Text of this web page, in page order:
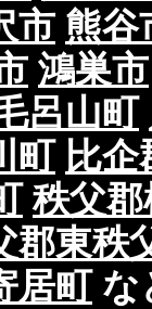
市 熊谷
鴻巣市
呂山町
町 比
秩父
郡東秩
居町な